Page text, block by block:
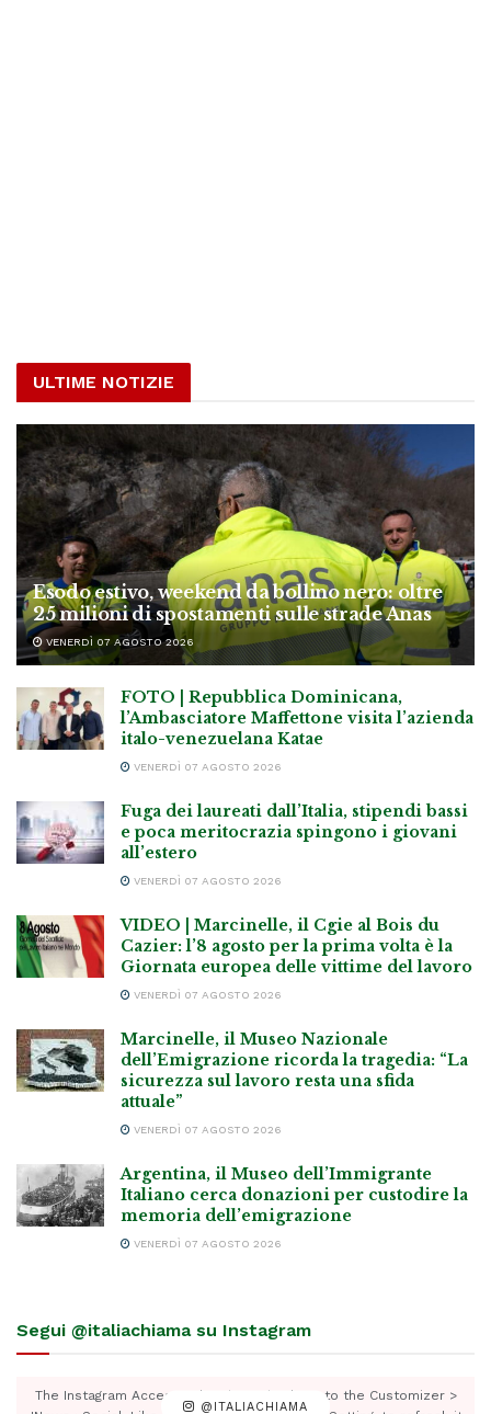
ULTIME NOTIZIE
Esodo estivo, weekend da bollino nero: oltre
25 milioni di spostamenti sulle strade Anas
VENERDÌ 07 AGOSTO 2026
FOTO | Repubblica Dominicana,
l’Ambasciatore Maffettone visita l’azienda
italo-venezuelana Katae
VENERDÌ 07 AGOSTO 2026
Fuga dei laureati dall’Italia, stipendi bassi
e poca meritocrazia spingono i giovani
all’estero
VENERDÌ 07 AGOSTO 2026
VIDEO | Marcinelle, il Cgie al Bois du
Cazier: l’8 agosto per la prima volta è la
Giornata europea delle vittime del lavoro
VENERDÌ 07 AGOSTO 2026
Marcinelle, il Museo Nazionale
dell’Emigrazione ricorda la tragedia: “La
sicurezza sul lavoro resta una sfida
attuale”
VENERDÌ 07 AGOSTO 2026
Argentina, il Museo dell’Immigrante
Italiano cerca donazioni per custodire la
memoria dell’emigrazione
VENERDÌ 07 AGOSTO 2026
Segui @italiachiama su Instagram
@ITALIACHIAMA
The Instagram Access Token is expired, Go to the Customizer >